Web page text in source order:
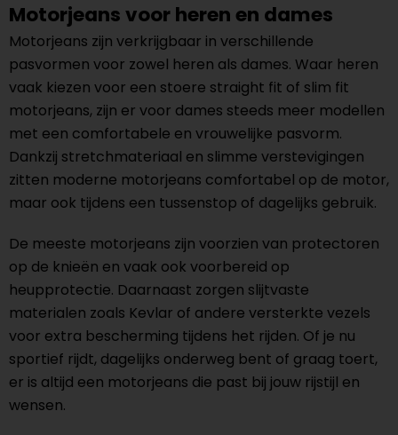
Motorjeans voor heren en dames
Motorjeans zijn verkrijgbaar in verschillende
pasvormen voor zowel heren als dames. Waar heren
vaak kiezen voor een stoere straight fit of slim fit
motorjeans, zijn er voor dames steeds meer modellen
met een comfortabele en vrouwelijke pasvorm.
Dankzij stretchmateriaal en slimme verstevigingen
zitten moderne motorjeans comfortabel op de motor,
maar ook tijdens een tussenstop of dagelijks gebruik.
De meeste motorjeans zijn voorzien van protectoren
op de knieën en vaak ook voorbereid op
heupprotectie. Daarnaast zorgen slijtvaste
materialen zoals Kevlar of andere versterkte vezels
voor extra bescherming tijdens het rijden. Of je nu
sportief rijdt, dagelijks onderweg bent of graag toert,
er is altijd een motorjeans die past bij jouw rijstijl en
wensen.